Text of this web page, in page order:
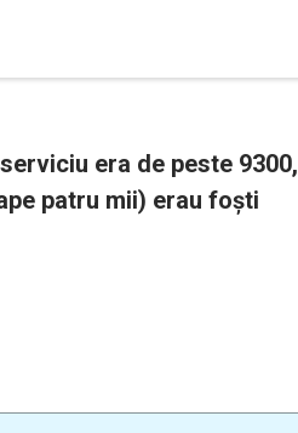
era de peste 9300,
patru mii) erau foști